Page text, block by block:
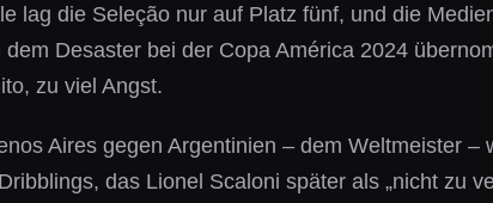
lag die Seleção nur auf Platz fünf, und die
Desaster bei der Copa América 2024
zu viel Angst.
Aires gegen Argentinien – dem Weltmeister
das Lionel Scaloni später als „nicht zu